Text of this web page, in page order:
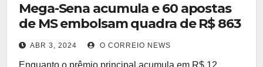
Mega-Sena acumula e 60 apostas
de MS embolsam quadra de R$ 863
ABR 3, 2024 O CORREIO NEWS
Enquanto o prêmio principal acumula em R$ 12